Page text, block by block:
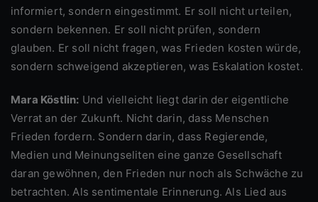
informiert, sondern eingestimmt. Er soll nicht urteilen,
sondern bekennen. Er soll nicht prüfen, sondern
glauben. Er soll nicht fragen, was Frieden kosten würde,
sondern schweigend akzeptieren, was Eskalation kostet.
Mara Köstlin: Und vielleicht liegt darin der eigentliche
Verrat an der Zukunft. Nicht darin, dass Menschen
Frieden fordern. Sondern darin, dass Regierende,
Medien und Meinungseliten eine ganze Gesellschaft
daran gewöhnen, den Frieden nur noch als Schwäche zu
betrachten. Als sentimentale Erinnerung. Als Lied aus